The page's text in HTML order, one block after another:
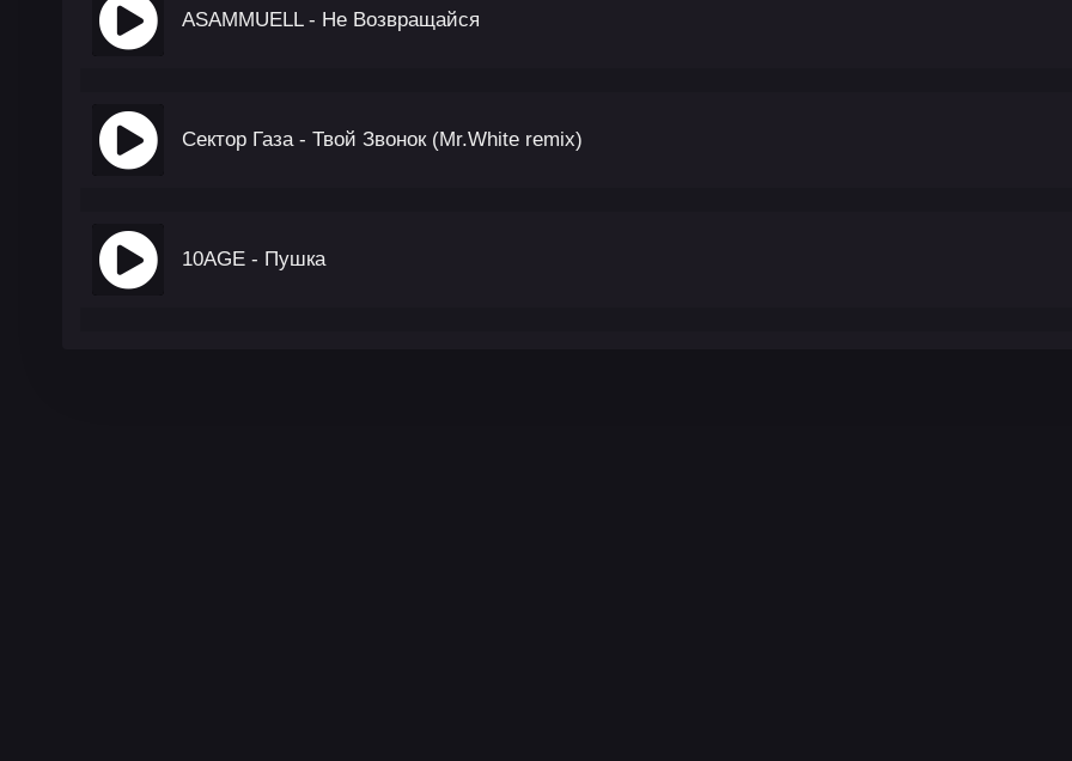
ASAMMUELL - Не Возвращайся
Сектор Газа - Твой Звонок (Mr.White remix)
10AGE - Пушка